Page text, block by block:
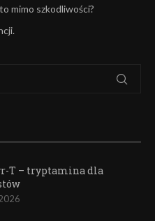
mimo szkodliwości?
T – tryptamina dla